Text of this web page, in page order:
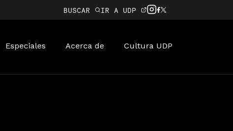
BUSCAR IR A UDP
Especiales Acerca de Cultura UDP